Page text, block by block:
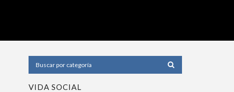
VIDA SOCIAL